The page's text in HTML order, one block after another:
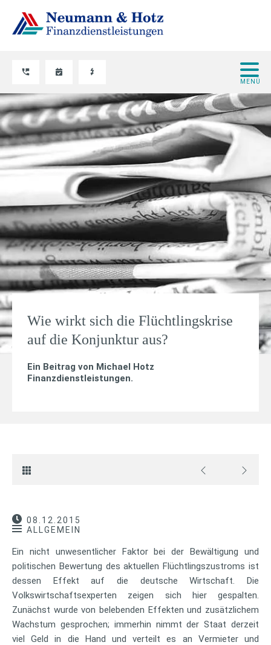
Wie wirkt sich die Flüchtlingskrise
auf die Konjunktur aus?
Ein Beitrag von Michael Hotz
Finanzdienstleistungen.
08.12.2015
ALLGEMEIN
Ein nicht unwesentlicher Faktor bei der Bewältigung und
politischen Bewertung des aktuellen Flüchtlingszustroms ist
dessen Effekt auf die deutsche Wirtschaft. Die
Volkswirtschaftsexperten zeigen sich hier gespalten.
Zunächst wurde von belebenden Effekten und zusätzlichem
Wachstum gesprochen; immerhin nimmt der Staat derzeit
viel Geld in die Hand und verteilt es an Vermieter und